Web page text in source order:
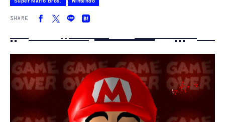
SHARE